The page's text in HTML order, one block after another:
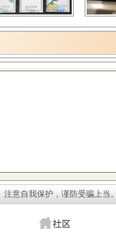
意自我保护，谨防受骗上当